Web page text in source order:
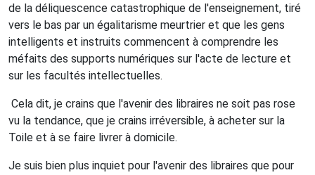
de la déliquescence catastrophique de l'enseignement, tiré
vers le bas par un égalitarisme meurtrier et que les gens
intelligents et instruits commencent à comprendre les
méfaits des supports numériques sur l'acte de lecture et
sur les facultés intellectuelles.
Cela dit, je crains que l'avenir des libraires ne soit pas rose
vu la tendance, que je crains irréversible, à acheter sur la
Toile et à se faire livrer à domicile.
Je suis bien plus inquiet pour l'avenir des libraires que pour